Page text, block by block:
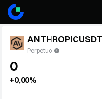
ANTHROPICUSDT
Perpetuo
0
+0,00%